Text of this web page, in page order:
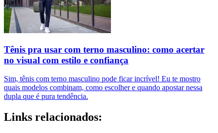
Tênis pra usar com terno masculino: como acertar
no visual com estilo e confiança
Sim, tênis com terno masculino pode ficar incrível! Eu te mostro
quais modelos combinam, como escolher e quando apostar nessa
dupla que é pura tendência.
Links relacionados: